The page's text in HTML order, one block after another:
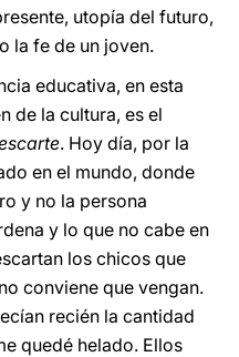
utopía del futuro,
la fe de un joven.
educativa, en esta
de la cultura, es el
. Hoy día, por la
en el mundo, donde
y no la persona
y lo que no cabe en
los chicos que
conviene que vengan.
recién la cantidad
quedé helado. Ellos